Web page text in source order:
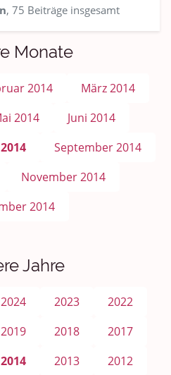
, 75 Beiträge insgesamt
Monate
2014
März 2014
2014
Juni 2014
September 2014
November 2014
2014
Jahre
2024 2023
2022
2019 2018
2017
2014 2013
2012